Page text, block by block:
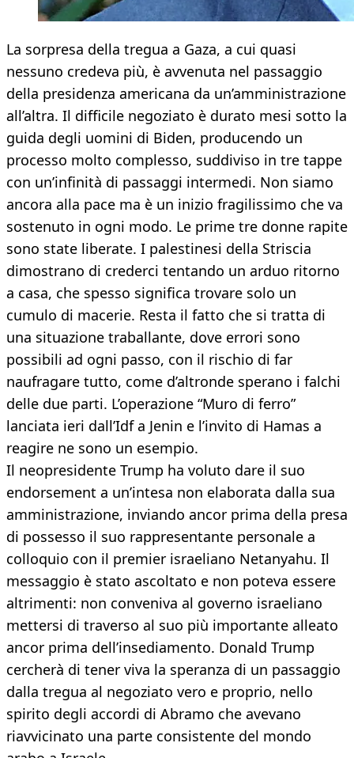
La sorpresa della tregua a Gaza, a cui quasi
nessuno credeva più, è avvenuta nel passaggio
della presidenza americana da un’amministrazione
all’altra. Il difficile negoziato è durato mesi sotto la
guida degli uomini di Biden, producendo un
processo molto complesso, suddiviso in tre tappe
con un’infinità di passaggi intermedi. Non siamo
ancora alla pace ma è un inizio fragilissimo che va
sostenuto in ogni modo. Le prime tre donne rapite
sono state liberate. I palestinesi della Striscia
dimostrano di crederci tentando un arduo ritorno
a casa, che spesso significa trovare solo un
cumulo di macerie. Resta il fatto che si tratta di
una situazione traballante, dove errori sono
possibili ad ogni passo, con il rischio di far
naufragare tutto, come d’altronde sperano i falchi
delle due parti. L’operazione “Muro di ferro”
lanciata ieri dall’Idf a Jenin e l’invito di Hamas a
reagire ne sono un esempio.
Il neopresidente Trump ha voluto dare il suo
endorsement a un’intesa non elaborata dalla sua
amministrazione, inviando ancor prima della presa
di possesso il suo rappresentante personale a
colloquio con il premier israeliano Netanyahu. Il
messaggio è stato ascoltato e non poteva essere
altrimenti: non conveniva al governo israeliano
mettersi di traverso al suo più importante alleato
ancor prima dell’insediamento. Donald Trump
cercherà di tener viva la speranza di un passaggio
dalla tregua al negoziato vero e proprio, nello
spirito degli accordi di Abramo che avevano
riavvicinato una parte consistente del mondo